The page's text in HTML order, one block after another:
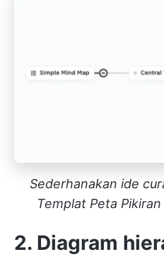
Sederhanakan ide
Templat Peta
2. Diagram